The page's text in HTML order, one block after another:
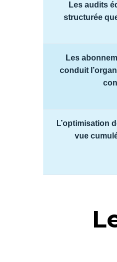
Les audits
structurée
Les
conduit
L’optimisation
vue